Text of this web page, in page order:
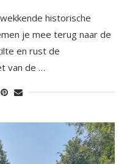
historische
je mee terug naar de
en rust de
van de …